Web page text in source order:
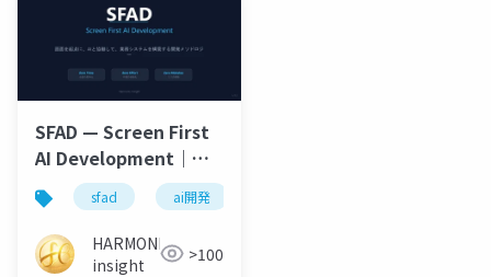
SFAD — Screen First
AI Development｜画
面を起点にAIと業務シ
ステムを構築する開発
メソドロジー
sfad ai開発
HARMONIC
insight
>100